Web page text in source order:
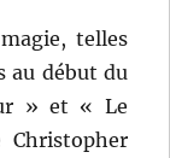
telles
au début du
» et « Le